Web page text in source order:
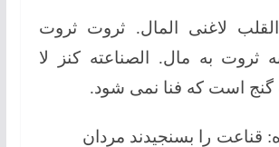
لاغنی المال. ثروت ثروت
به مال. الصناعته کنز لا
گنج است که فنا نمی شود.
قناعت را بسنجیدند مردان